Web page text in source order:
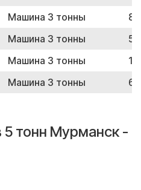
Машина 3 тонны
Машина 3 тонны
Машина 3 тонны
Машина 3 тонны
5 тонн Мурманск -